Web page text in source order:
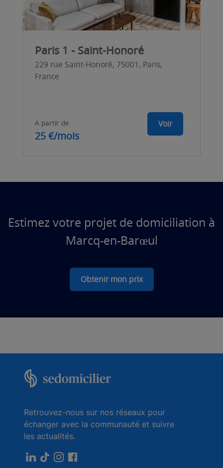
Paris 1 - Saint-Honoré
229 rue Saint-Honoré, 75001, Paris,
France
A partir de
25 €/mois
Voir
Estimez votre projet de domiciliation à
Marcq-en-Barœul
Obtenir mon prix
Retrouvez-nous sur nos réseaux pour
échanger avec la communauté et suivre
les actualités.